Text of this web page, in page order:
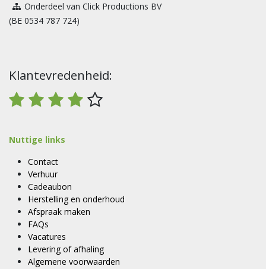
Onderdeel van Click Productions BV
(BE 0534 787 724)
Klantevredenheid:
Nuttige links
Contact
Verhuur
Cadeaubon
Herstelling en onderhoud
Afspraak maken
FAQs
Vacatures
Levering of afhaling
Algemene voorwaarden